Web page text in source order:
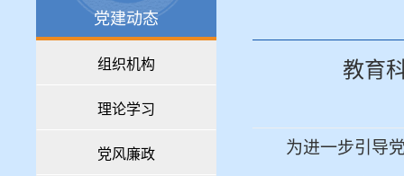
党建动态
组织机构
理论学习
党风廉政
教育
为进一步引导